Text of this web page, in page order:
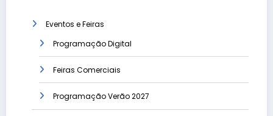
Eventos e Feiras
Programação Digital
Feiras Comerciais
Programação Verão 2027